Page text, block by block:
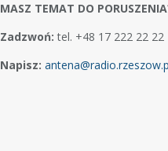
MASZ TEMAT DO
Zadzwoń: tel. +48 17 222 22 22
Napisz: